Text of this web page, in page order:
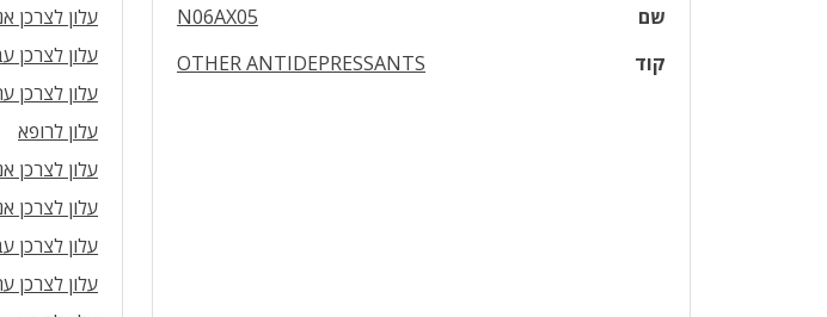
שם
N06AX05
קוד
OTHER ANTIDEPRESSANTS
עלון לצרכן
עלון לצרכן
עלון לצרכן
עלון לרופא
עלון לצרכן
עלון לצרכן
עלון לצרכן
עלון לצרכן